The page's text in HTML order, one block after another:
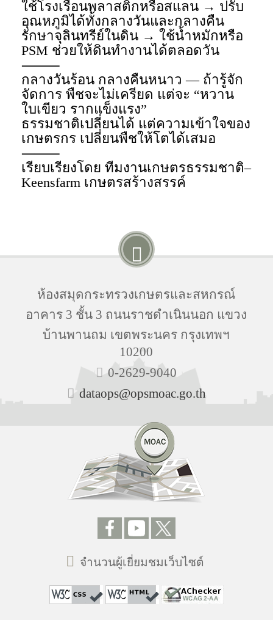
ใช้โรงเรือนพลาสติกหรือสแลน → ปรับ
อุณหภูมิได้ทั้งกลางวันและกลางคืน
รักษาจุลินทรีย์ในดิน → ใช้น้ำหมักหรือ
PSM ช่วยให้ดินทำงานได้ตลอดวัน
⸻
กลางวันร้อน กลางคืนหนาว — ถ้ารู้จัก
จัดการ พืชจะไม่เครียด แต่จะ “หวาน
ใบเขียว รากแข็งแรง”
ธรรมชาติเปลี่ยนได้ แต่ความเข้าใจของ
เกษตรกร เปลี่ยนพืชให้โตได้เสมอ
⸻
เรียบเรียงโดย ทีมงานเกษตรธรรมชาติ–
Keensfarm เกษตรสร้างสรรค์
ห้องสมุดกระทรวงเกษตรและสหกรณ์
อาคาร 3 ชั้น 3 ถนนราชดำเนินนอก แขวง
บ้านพานถม เขตพระนคร กรุงเทพฯ
10200
0-2629-9040
dataops@opsmoac.go.th
จำนวนผู้เยี่ยมชมเว็บไซต์